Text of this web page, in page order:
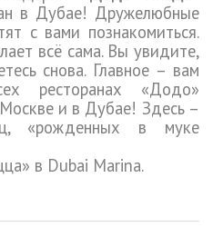
в Дубае! Дружелюбные
с вами познакомиться.
всё сама. Вы увидите,
снова. Главное – вам
ресторанах «Додо»
и в Дубае! Здесь –
«рожденных в муке
в Dubai Marina.